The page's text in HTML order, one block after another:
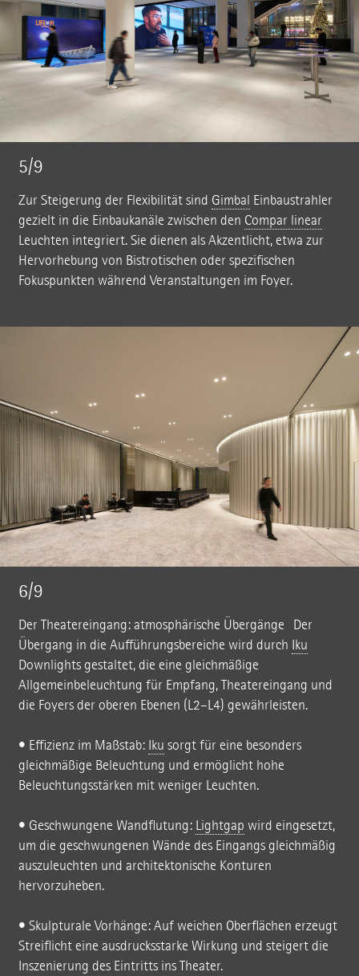
5/9
Zur Steigerung der Flexibilität sind Gimbal Einbaustrahler
gezielt in die Einbaukanäle zwischen den Compar linear
Leuchten integriert. Sie dienen als Akzentlicht, etwa zur
Hervorhebung von Bistrotischen oder spezifischen
Fokuspunkten während Veranstaltungen im Foyer.
6/9
Der Theatereingang: atmosphärische Übergänge Der
Übergang in die Aufführungsbereiche wird durch Iku
Downlights gestaltet, die eine gleichmäßige
Allgemeinbeleuchtung für Empfang, Theatereingang und
die Foyers der oberen Ebenen (L2–L4) gewährleisten.
• Effizienz im Maßstab: Iku sorgt für eine besonders
gleichmäßige Beleuchtung und ermöglicht hohe
Beleuchtungsstärken mit weniger Leuchten.
• Geschwungene Wandflutung: Lightgap wird eingesetzt,
um die geschwungenen Wände des Eingangs gleichmäßig
auszuleuchten und architektonische Konturen
hervorzuheben.
• Skulpturale Vorhänge: Auf weichen Oberflächen erzeugt
Streiflicht eine ausdrucksstarke Wirkung und steigert die
Inszenierung des Eintritts ins Theater.